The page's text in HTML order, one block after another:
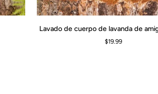
AGREGAR AL CARRITO
Lavado
Lavado de cuerpo de lavanda de
$19.99